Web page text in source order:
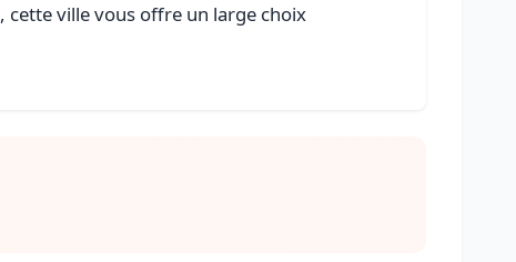
cette ville vous offre un large choix